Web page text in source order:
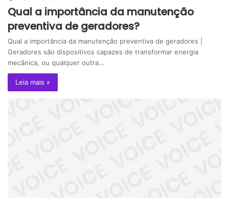
Qual a importância da manutenção
preventiva de geradores?
Qual a importância da manutenção preventiva de geradores |
Geradores são dispositivos capazes de transformar energia
mecânica, ou qualquer outra…
Leia mais »